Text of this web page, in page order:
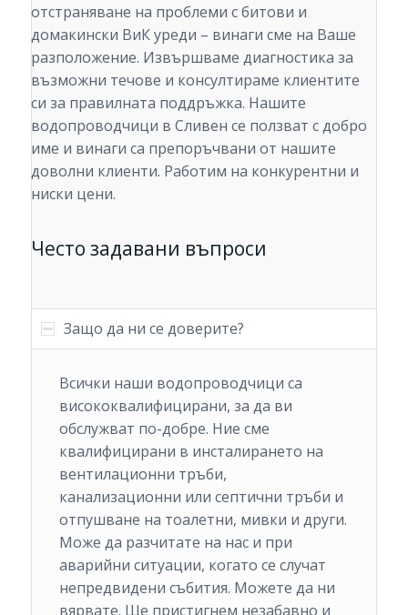
отстраняване на проблеми с битови и
домакински ВиК уреди – винаги сме на Ваше
разположение. Извършваме диагностика за
възможни течове и консултираме клиентите
си за правилната поддръжка. Нашите
водопроводчици в Сливен се ползват с добро
име и винаги са препоръчвани от нашите
доволни клиенти. Работим на конкурентни и
ниски цени.
Често задавани въпроси
Защо да ни се доверите?
Всички наши водопроводчици са
висококвалифицирани, за да ви
обслужват по-добре. Ние сме
квалифицирани в инсталирането на
вентилационни тръби,
канализационни или септични тръби и
отпушване на тоалетни, мивки и други.
Може да разчитате на нас и при
аварийни ситуации, когато се случат
непредвидени събития. Можете да ни
вярвате. Ще пристигнем незабавно и